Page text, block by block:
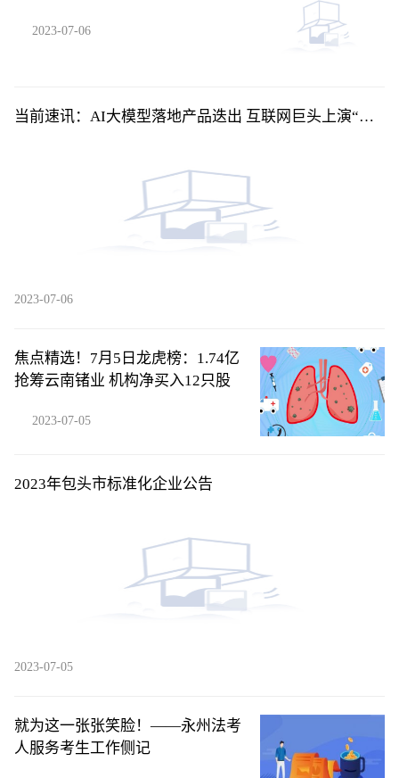
2023-07-06
当前速讯：AI大模型落地产品迭出 互联网巨头上演“速
2023-07-06
焦点精选！7月5日龙虎榜：1.74亿
抢筹云南锗业 机构净买入12只股
2023-07-05
2023年包头市标准化企业公告
2023-07-05
就为这一张张笑脸！——永州法考
人服务考生工作侧记